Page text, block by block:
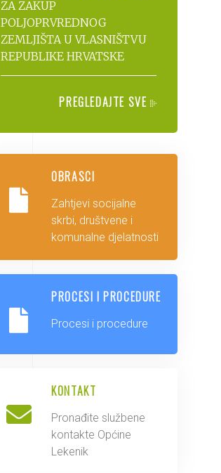
ZA ZAKUP
POLJOPRVREDNOG
ZEMLJIŠTA U VLASNIŠTVU
REPUBLIKE HRVATSKE
PREGLEDAJTE SVE
OBRASCI
Zahtjevi socijalne
skrbi, društvene i
komunalne djelatnosti
PROCESI I PROCEDURE
Procesi i procedure
KONTAKT
Pronađite službene
kontakte Općine
Lekenik